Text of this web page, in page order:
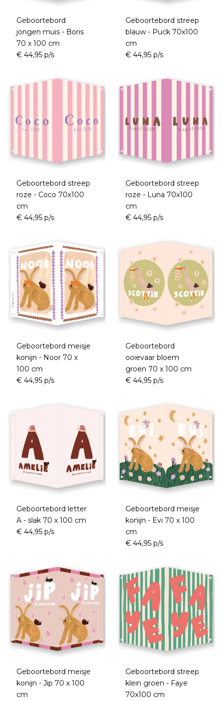
Geboortebord
jongen muis - Boris
70 x 100 cm
€ 44,95 p/s
Geboortebord streep
blauw - Puck 70x100
cm
€ 44,95 p/s
Geboortebord streep
roze - Coco 70x100
cm
€ 44,95 p/s
Geboortebord streep
roze - Luna 70x100
cm
€ 44,95 p/s
Geboortebord meisje
konijn - Noor 70 x
100 cm
€ 44,95 p/s
Geboortebord
ooievaar bloem
groen 70 x 100 cm
€ 44,95 p/s
Geboortebord letter
A - slak 70 x 100 cm
€ 44,95 p/s
Geboortebord meisje
konijn - Evi 70 x 100
cm
€ 44,95 p/s
Geboortebord meisje
konijn - Jip 70 x 100
cm
Geboortebord streep
klein groen - Faye
70x100 cm